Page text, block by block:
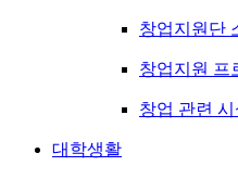
창업지원단
창업지원 프
창업 관련
대학생활